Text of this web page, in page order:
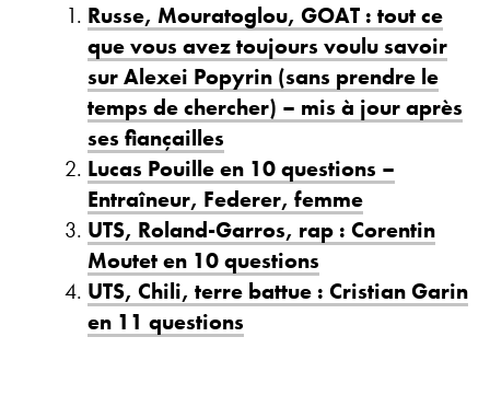
Russe, Mouratoglou, GOAT : tout ce
que vous avez toujours voulu savoir
sur Alexei Popyrin (sans prendre le
temps de chercher) – mis à jour après
ses fiançailles
Lucas Pouille en 10 questions –
Entraîneur, Federer, femme
UTS, Roland-Garros, rap : Corentin
Moutet en 10 questions
UTS, Chili, terre battue : Cristian Garin
en 11 questions